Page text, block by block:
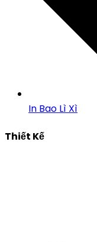
In Bao Lì Xì
Thiết Kế